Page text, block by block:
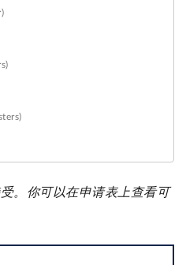
。你可以在申请表上查看可